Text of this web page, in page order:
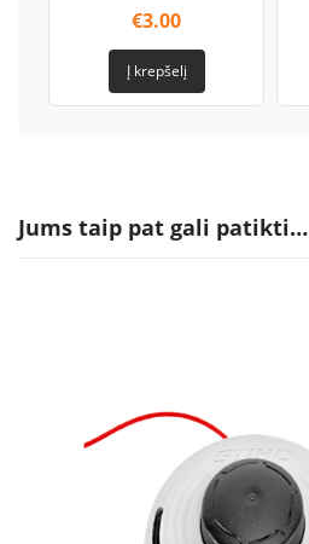
€3.00
Į krepšelį
Jums taip pat gali patikti…